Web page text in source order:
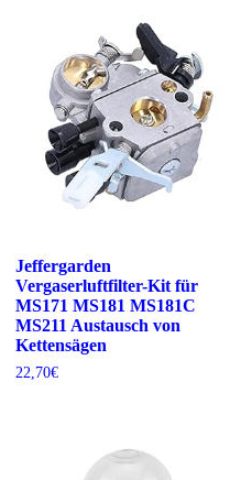
Jeffergarden
Vergaserluftfilter-Kit für
MS171 MS181 MS181C
MS211 Austausch von
Kettensägen
22,70€